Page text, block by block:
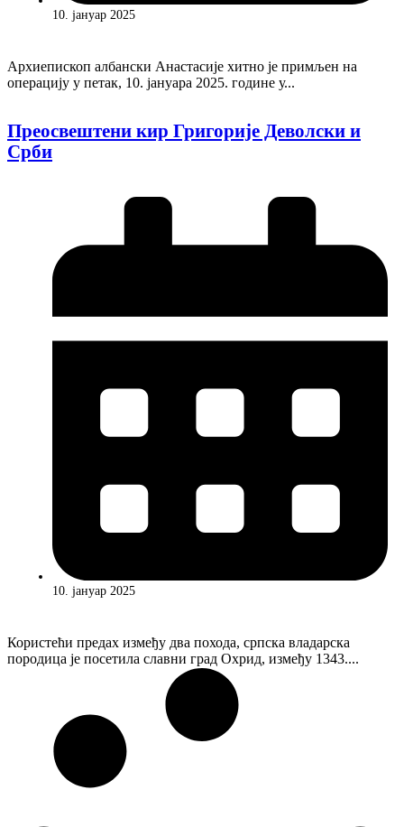
10. јануар 2025
Архиепископ албански Анастасије хитно је примљен на
операцију у петак, 10. јануара 2025. године у...
Преосвештени кир Григорије Деволски и
Срби
10. јануар 2025
Користећи предах између два похода, српска владарска
породица је посетила славни град Охрид, између 1343....